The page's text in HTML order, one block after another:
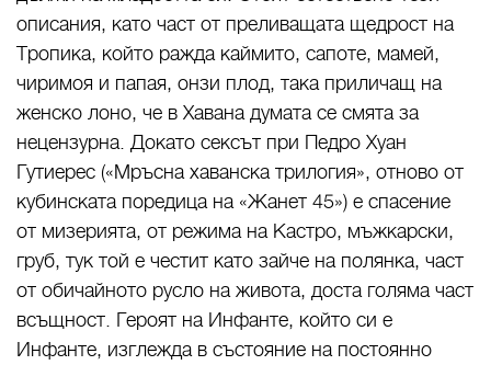
описания, като част от преливащата щедрост на
Тропика, който ражда каймито, сапоте, мамей,
чиримоя и папая, онзи плод, така приличащ на
женско лоно, че в Хавана думата се смята за
нецензурна. Докато сексът при Педро Хуан
Гутиерес («Мръсна хаванска трилогия», отново от
кубинската поредица на «Жанет 45») е спасение
от мизерията, от режима на Кастро, мъжкарски,
груб, тук той е честит като зайче на полянка, част
от обичайното русло на живота, доста голяма част
всъщност. Героят на Инфанте, който си е
Инфанте, изглежда в състояние на постоянно